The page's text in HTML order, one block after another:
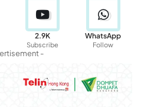
2.9K
Subscribe
WhatsApp
Follow
-